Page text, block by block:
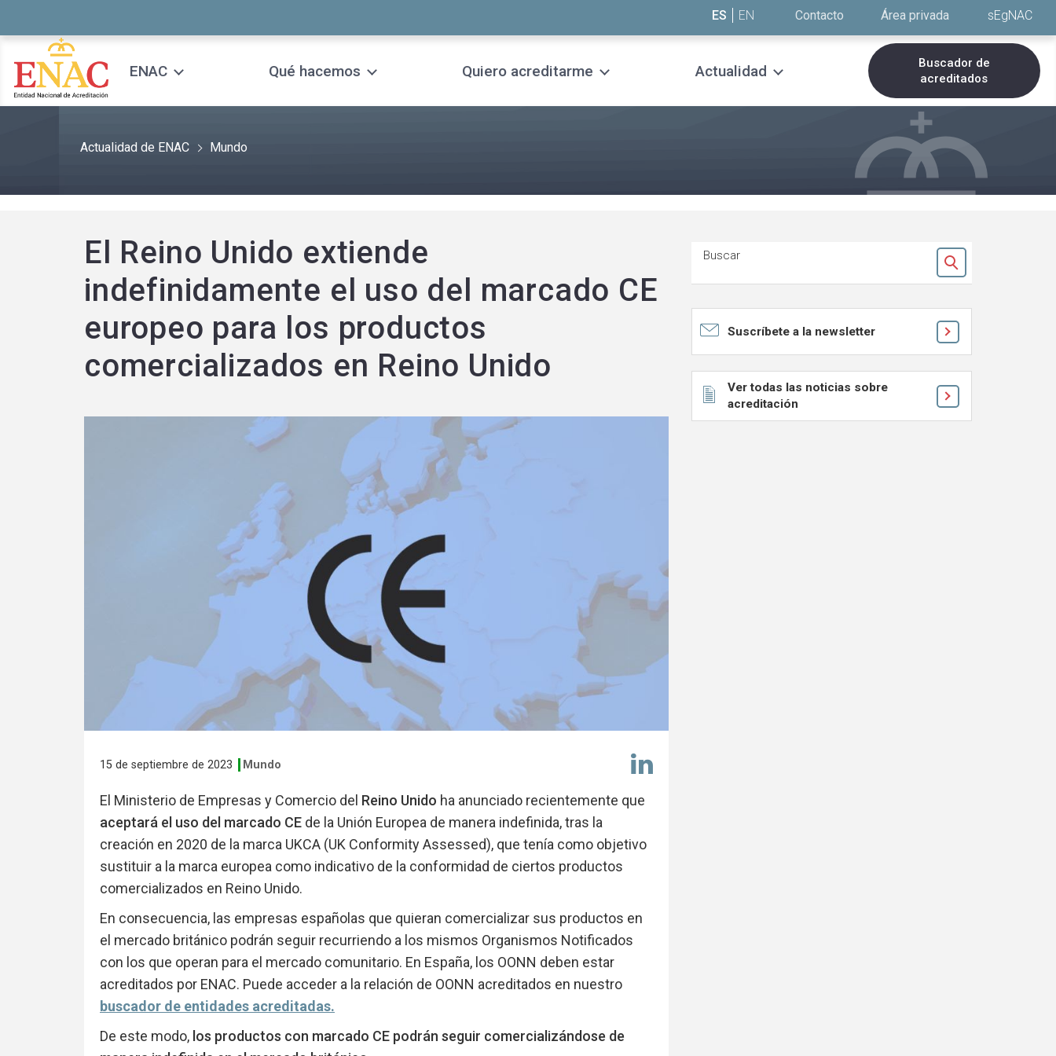
ES EN Contacto Área privada sEgNAC
ENAC Qué hacemos Quiero acreditarme Actualidad
Buscador de
acreditados
Actualidad de ENAC Mundo
El Reino Unido extiende
indefinidamente el uso del marcado CE
europeo para los productos
comercializados en Reino Unido
15 de septiembre de 2023 Mundo Compartir
en
El Ministerio de Empresas y Comercio del Reino Unido ha anunciado recientemente que
aceptará el uso del marcado CE de la Unión Europea de manera indefinida, tras la
creación en 2020 de la marca UKCA (UK Conformity Assessed), que tenía como objetivo
sustituir a la marca europea como indicativo de la conformidad de ciertos productos
comercializados en Reino Unido.
En consecuencia, las empresas españolas que quieran comercializar sus productos en
el mercado británico podrán seguir recurriendo a los mismos Organismos Notificados
con los que operan para el mercado comunitario. En España, los OONN deben estar
acreditados por ENAC. Puede acceder a la relación de OONN acreditados en nuestro
buscador de entidades acreditadas.
De este modo, los productos con marcado CE podrán seguir comercializándose de
Buscar
Ok
Suscríbete a la newsletter
Ver todas las noticias sobre
acreditación